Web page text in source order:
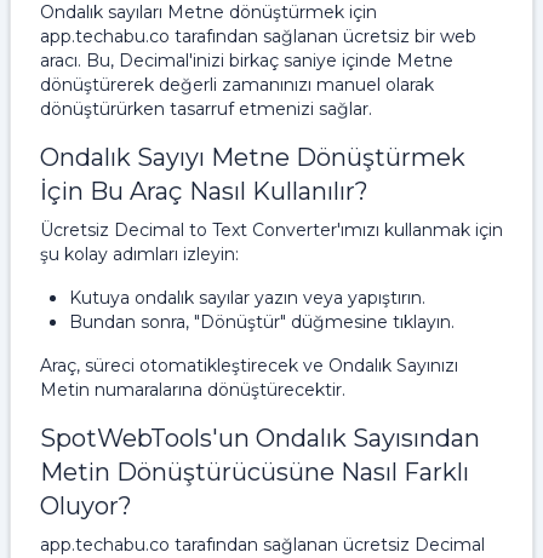
Ondalık sayıları Metne dönüştürmek için
app.techabu.co tarafından sağlanan ücretsiz bir web
aracı. Bu, Decimal'inizi birkaç saniye içinde Metne
dönüştürerek değerli zamanınızı manuel olarak
dönüştürürken tasarruf etmenizi sağlar.
Ondalık Sayıyı Metne Dönüştürmek
İçin Bu Araç Nasıl Kullanılır?
Ücretsiz Decimal to Text Converter'ımızı kullanmak için
şu kolay adımları izleyin:
Kutuya ondalık sayılar yazın veya yapıştırın.
Bundan sonra, "Dönüştür" düğmesine tıklayın.
Araç, süreci otomatikleştirecek ve Ondalık Sayınızı
Metin numaralarına dönüştürecektir.
SpotWebTools'un Ondalık Sayısından
Metin Dönüştürücüsüne Nasıl Farklı
Oluyor?
app.techabu.co tarafından sağlanan ücretsiz Decimal